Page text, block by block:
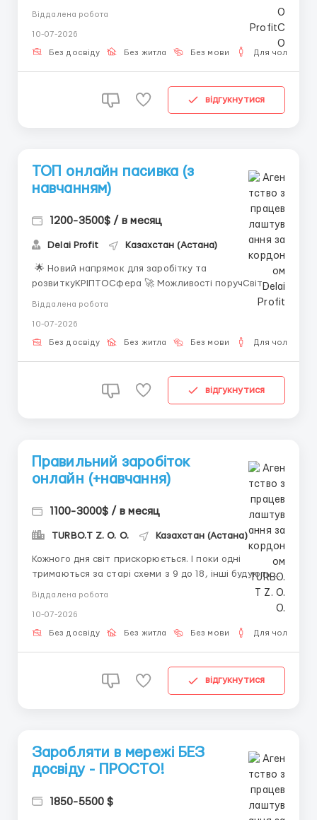
інтернет. Все більше людей відмовляються від офісу
на користь віддаленого заробітку. Головне —
потрапити в надійну команду і почати діяти. К Р І П Т
Віддалена робота
10-07-2026
Без досвіду Без житла Без мови Для чоловіків
відгукнутися
ТОП онлайн пасивка (з
навчанням)
1200-3500$ / в месяц
Delai Profit Казахстан (Астана)
🌟 Новий напрямок для заробітку та
розвиткуКРІПТОСфера 🚀 Можливості поручСвіт
цифрових технологій дарує все більше шансів для
щодня, і разом з нею зростає кількість можливостей
для заробітку.💡 Що потрібно від вас Інтернет і
Віддалена робота
10-07-2026
Без досвіду Без житла Без мови Для чоловіків
відгукнутися
Правильний заробіток
онлайн (+навчання)
1100-3000$ / в месяц
TURBO.T Z. O. O. Казахстан (Астана)
Кожного дня світ прискорюється. І поки одні
тримаються за старі схеми з 9 до 18, інші будують
вільне життя. Ми пропонуємо вам увійти в світ
реальних.КРИПТОІНДУСТРІЯВ основі —
найперспективніша та технологічна сфера. Далі —
Віддалена робота
10-07-2026
Без досвіду Без житла Без мови Для чоловіків
відгукнутися
Заробляти в мережі БЕЗ
досвіду - ПРОСТО!
1850-5500 $